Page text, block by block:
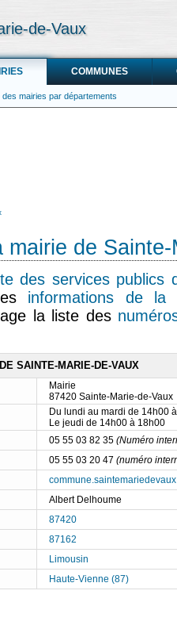
de-Vaux
COMMUNES
des mairies par départements
mairie de
des services publics
informations de la
la liste des
SAINTE-MARIE-DE-VAUX
Mairie
87420 Sainte-Marie-de-Vaux
Du lundi au mardi de 14h00
Le jeudi de 14h00 à 18h00
05 55 03 82 35 (Numéro
05 55 03 20 47 (numéro
Albert Delhoume
87420
87162
Limousin
Haute-Vienne (87)